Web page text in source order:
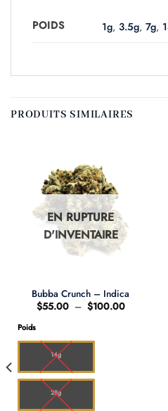
POIDS 1g,3.5g,7g,
PRODUITS SIMILAIRES
EN RUPTURE
D'INVENTAIRE
Bubba Crunch – Indica
$55.00 – $100.00Plage
Poids
14g
28g